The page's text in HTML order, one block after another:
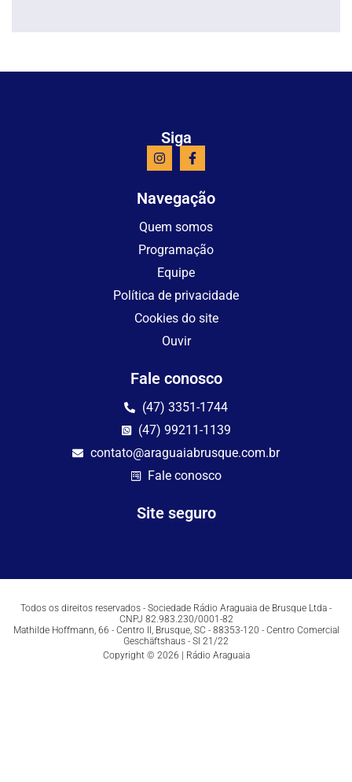
Siga
Navegação
Quem somos
Programação
Equipe
Política de privacidade
Cookies do site
Ouvir
Fale conosco
(47) 3351-1744
(47) 99211-1139
contato@araguaiabrusque.com.br
Fale conosco
Site seguro
Todos os direitos reservados - Sociedade Rádio Araguaia de Brusque Ltda -
CNPJ 82.983.230/0001-82
Mathilde Hoffmann, 66 - Centro II, Brusque, SC - 88353-120 - Centro Comercial
Geschäftshaus - Sl 21/22
Copyright © 2026 | Rádio Araguaia